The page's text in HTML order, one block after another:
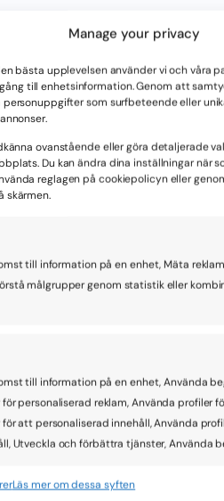
Manage your privacy
bästa upplevelsen använder vi och våra
till enhetsinformation. Genom att
som surfbeteende eller
ovanstående eller göra detaljerade
Du kan ändra dina inställningar när
reglagen på cookiepolicyn eller
skärmen.
till information på en enhet, Mäta
målgrupper genom statistik eller
till information på en enhet, Använda
personaliserad reklam, Använda profiler
att personaliserad innehåll, Använda
Utveckla och förbättra tjänster, Använda
Läs mer om dessa syften
Kundtjänst CRM
ärenden med VisionFlow.
och kopplas ihop med
snabbare handläggning
svar och tydliga processer.
förtroendet för er